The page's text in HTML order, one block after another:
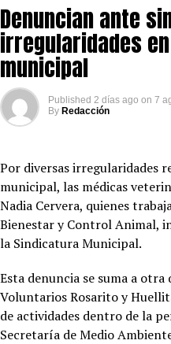
Denuncian ante
irregularidades
municipal
Published 2 días ago on 7
By Redacción
Por diversas irregularidades
municipal, las médicas
Nadia Cervera, quienes
Bienestar y Control Animal,
la Sindicatura Municipal.
Esta denuncia se suma a
Voluntarios Rosarito y
de actividades dentro de la
Secretaría de Medio